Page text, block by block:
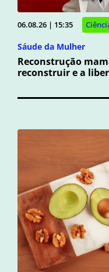
06.08.26 | 15:35
Sáude da Mulher
Reconstrução
reconstruir e a